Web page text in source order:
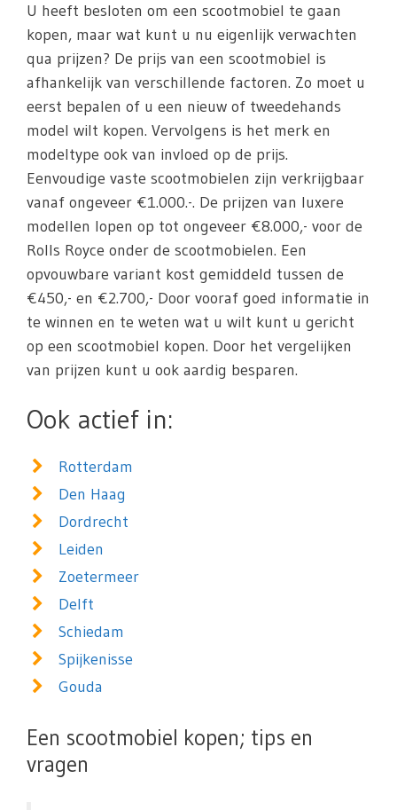
U heeft besloten om een scootmobiel te gaan
kopen, maar wat kunt u nu eigenlijk verwachten
qua prijzen? De prijs van een scootmobiel is
afhankelijk van verschillende factoren. Zo moet u
eerst bepalen of u een nieuw of tweedehands
model wilt kopen. Vervolgens is het merk en
modeltype ook van invloed op de prijs.
Eenvoudige vaste scootmobielen zijn verkrijgbaar
vanaf ongeveer €1.000.-. De prijzen van luxere
modellen lopen op tot ongeveer €8.000,- voor de
Rolls Royce onder de scootmobielen. Een
opvouwbare variant kost gemiddeld tussen de
€450,- en €2.700,- Door vooraf goed informatie in
te winnen en te weten wat u wilt kunt u gericht
op een scootmobiel kopen. Door het vergelijken
van prijzen kunt u ook aardig besparen.
Ook actief in:
Rotterdam
Den Haag
Dordrecht
Leiden
Zoetermeer
Delft
Schiedam
Spijkenisse
Gouda
Een scootmobiel kopen; tips en
vragen